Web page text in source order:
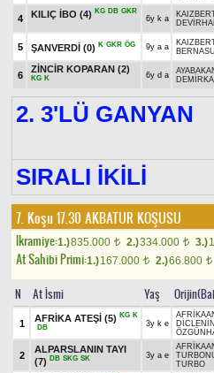
4 KILIÇ İBO (4) KG DB GKR
6y k a
5 ŞANVERDİ (0) K GKR ÖG 9y a a
6
ZİNCİR KOPARAN (2)
KG K 6y d a
2. 3'LÜ GANYAN
SIRALI İKİLİ
7. Koşu 17.30 AKBATUR KOŞUSU
Ikramiye:1.)835.000 t 2.)334.000 t 3.)
At Sahibi Primi:1.)167.000 t 2.)66.800 t
N At İsmi Yaş
1
AFRİKA ATEŞİ (5) KG K
DB
3y k e
2
ALPARSLANIN TAYI
(7) DB SKG SK 3y a e
TURBO